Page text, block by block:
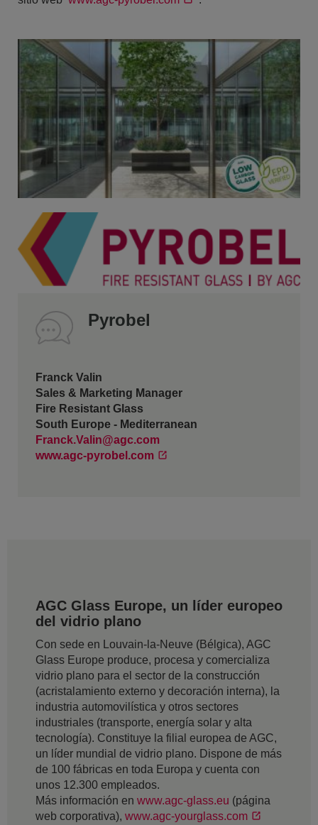
Pyrobel
Franck Valin
Sales & Marketing Manager
Fire Resistant Glass
South Europe - Mediterranean
Franck.Valin@agc.com
www.agc-pyrobel.com
AGC Glass Europe, un líder europeo
del vidrio plano
Con sede en Louvain-la-Neuve (Bélgica), AGC
Glass Europe produce, procesa y comercializa
vidrio plano para el sector de la construcción
(acristalamiento externo y decoración interna), la
industria automovilística y otros sectores
industriales (transporte, energía solar y alta
tecnología). Constituye la filial europea de AGC,
un líder mundial de vidrio plano. Dispone de más
de 100 fábricas en toda Europa y cuenta con
unos 12.300 empleados.
Más información en www.agc-glass.eu (página
web corporativa), www.agc-yourglass.com